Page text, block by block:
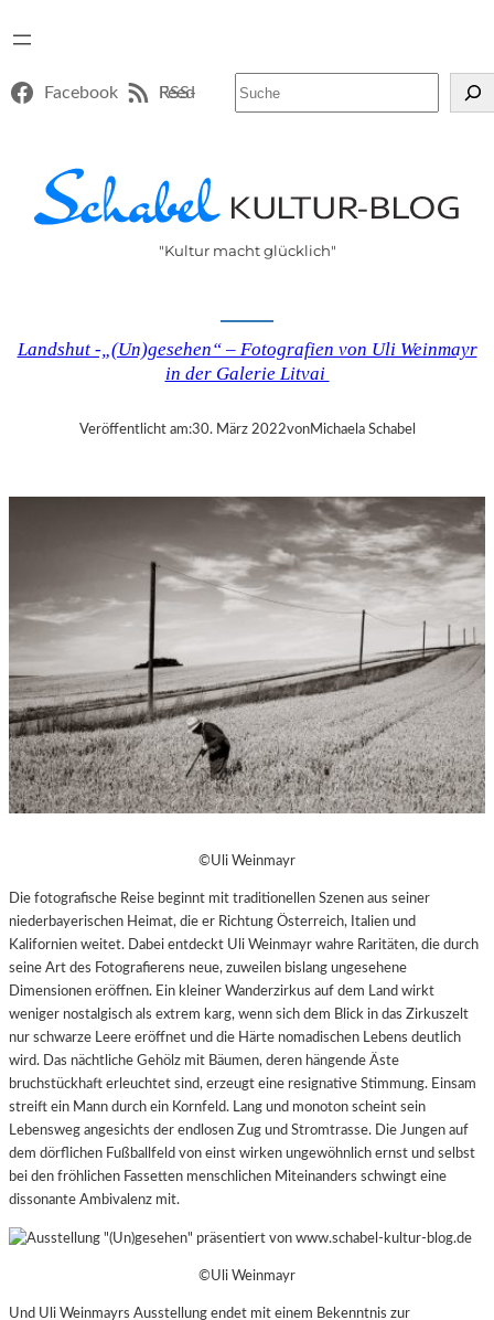
Facebook RSS-Feed
"Kultur macht glücklich"
Landshut -„(Un)gesehen“ – Fotografien von Uli Weinmayr
in der Galerie Litvai
Veröffentlicht am:30. März 2022vonMichaela Schabel
©Uli Weinmayr
Die fotografische Reise beginnt mit traditionellen Szenen aus seiner
niederbayerischen Heimat, die er Richtung Österreich, Italien und
Kalifornien weitet. Dabei entdeckt Uli Weinmayr wahre Raritäten, die durch
seine Art des Fotografierens neue, zuweilen bislang ungesehene
Dimensionen eröffnen. Ein kleiner Wanderzirkus auf dem Land wirkt
weniger nostalgisch als extrem karg, wenn sich dem Blick in das Zirkuszelt
nur schwarze Leere eröffnet und die Härte nomadischen Lebens deutlich
wird. Das nächtliche Gehölz mit Bäumen, deren hängende Äste
bruchstückhaft erleuchtet sind, erzeugt eine resignative Stimmung. Einsam
streift ein Mann durch ein Kornfeld. Lang und monoton scheint sein
Lebensweg angesichts der endlosen Zug und Stromtrasse. Die Jungen auf
dem dörflichen Fußballfeld von einst wirken ungewöhnlich ernst und selbst
bei den fröhlichen Fassetten menschlichen Miteinanders schwingt eine
dissonante Ambivalenz mit.
©Uli Weinmayr
Und Uli Weinmayrs Ausstellung endet mit einem Bekenntnis zur